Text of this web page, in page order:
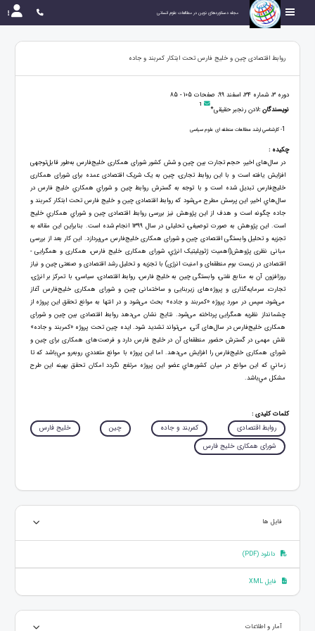
مجله دستاوردهای نوین در مطالعات علوم انسانی
روابط اقتصادی چین و خلیج فارس تحت ابتکار کمربند و جاده
دوره 3، شماره 34، اسفند 99، صفحات 105 - 85
نویسندگان :لادن رنجبر حقیقی* 1
1- کارشناسي ارشد مطالعات منطقه ای علوم سیاسی
چکیده :
در سال‌های اخیر، حجم تجارت بین چین و شش کشور شورای همکاری خلیج‌فارس به‌طور قابل‌توجهی
افزایش یافته ‌است و با این روابط تجاری، چین به یک شریک اقتصادی عمده برای شورای همکاری
خلیج‌فارس تبدیل شده ‌است و با توجه به گسترش روابط چین و شوراي همکاري خلیج فارس در
سال‌هاي اخیر، این پرسش مطرح می‌شود که روابط اقتصادی چین و خلیج فارس تحت ابتکار کمربند و
جاده چگونه است و هدف از این پژوهش نیز بررسی روابط اقتصادی چین و شوراي همکاري خلیج
است. این پژوهش به صورت توصیفی، تحلیلی در سال 1399 انجام شده است. بنابراین این مقاله به
تجزیه و تحلیل وابستگی اقتصادی چین و شورای همکاری خلیج‌فارس می‌پردازد. این کار بعد از بررسی
مبانی نظری پژوهش(اهمیت ژئوپلیتیک انرژي، شورای همکاری خلیج فارس، همکاری و همگرایی -
اقتصادی در زیست بوم منطقه‌ای و امنیت انرژی) با تجزیه و تحلیل رشد ‌اقتصادی ‌و‌ صنعتی ‌چین ‌و ‌نیاز
‌روزافزون ‌آن‌ به ‌منابع‌ نفتی، وابستگی چین به خلیج فارس، روابط اقتصادی، سیاسی، با تمرکز بر انرژی،
تجارت، سرمایه‌گذاری و پروژه‌های زیربنایی و ساختمانی چین و شورای همکاری خلیج‌فارس آغاز
می‌شود، سپس در مورد پروژه «کمربند و جاده» بحث می‌شود و در انتها به موانع تحقق این پروژه از
چشم‏انداز نظریه همگرایی پرداخته می‌شود. نتایج نشان می‌دهد روابط اقتصادی بین چین و شورای
همکاری خلیج‌فارس در سال‌های آتی، می‌تواند تشدید شود. ایده چین تحت پروژه «کمربند و جاده»
نقش مهمی در گسترش حضور منطقه‌ای آن در خلیج فارس دارد و فرصت‌های همکاری برای چین و
شورای همکاری خلیج‌فارس را افزایش می‌دهد. اما این پروژه با موانع متعددي روبه‌رو مي‌باشد كه تا
زماني كه اين موانع در ميان كشورهاي عضو اين پروژه مرتفع نگردد امكان تحقق بهينه اين طرح
مشکل مي‌باشد.
کلمات کلیدی :
روابط اقتصادی کمربند و جاده چین
خلیج فارس
شورای همکاری خلیج فارس
فایل ها
دانلود (PDF)
فایل XML
آمار و اطلاعات